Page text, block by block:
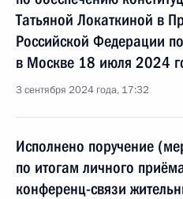
Татьяной Локаткиной в
Российской Федерации
в Москве 18 июля 2024
3 сентября 2024 года, 17:32
Исполнено поручение
по итогам личного
конференц-связи